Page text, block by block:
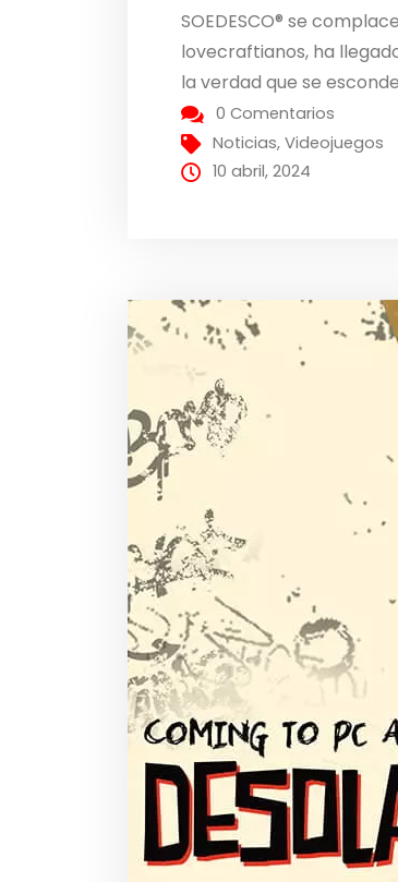
SOEDESCO® se
lovecraftianos, ha
la verdad que se
0 Comentarios
Noticias,Videojuegos
10 abril, 2024